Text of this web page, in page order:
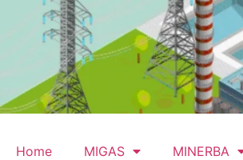
Home MIGAS MINERBA